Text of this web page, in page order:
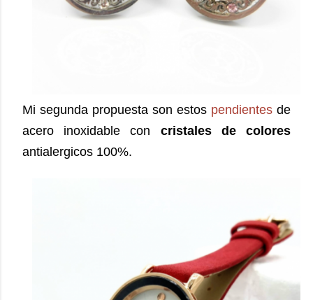
Mi segunda propuesta son estos pendientes de
acero inoxidable con cristales de colores
antialergicos 100%.